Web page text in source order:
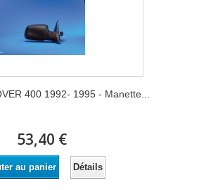
400 1992- 1995 - Manette...
53,40 €
au panier Détails